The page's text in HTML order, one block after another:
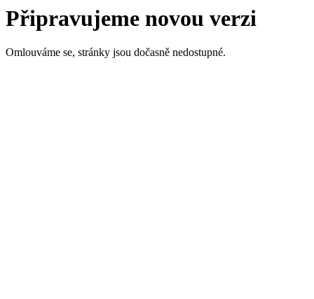
Připravujeme novou verzi
Omlouváme se, stránky jsou dočasně nedostupné.